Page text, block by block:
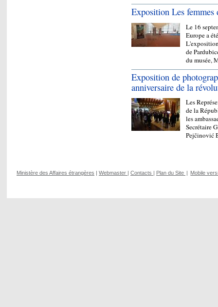
Exposition Les femmes
Le 16
Europe a
de
du musée,
Exposition de
anniversaire de la
Les
de la
les
Secrétaire
Ministère des Affaires étrangères | Webmaster | Contacts | Plan du Site | Mobile